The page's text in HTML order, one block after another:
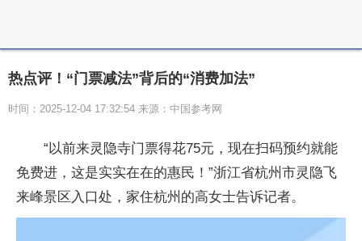
热点评！“门票减法”背后的“消费加法”
时间：2025-12-04 17:32:54 来源：中国参考网
“以前来灵隐寺门票得花75元，现在扫码预约就能
免费进，这是实实在在的惠民！”浙江省杭州市灵隐飞
来峰景区入口处，家住杭州的高女士告诉记者。